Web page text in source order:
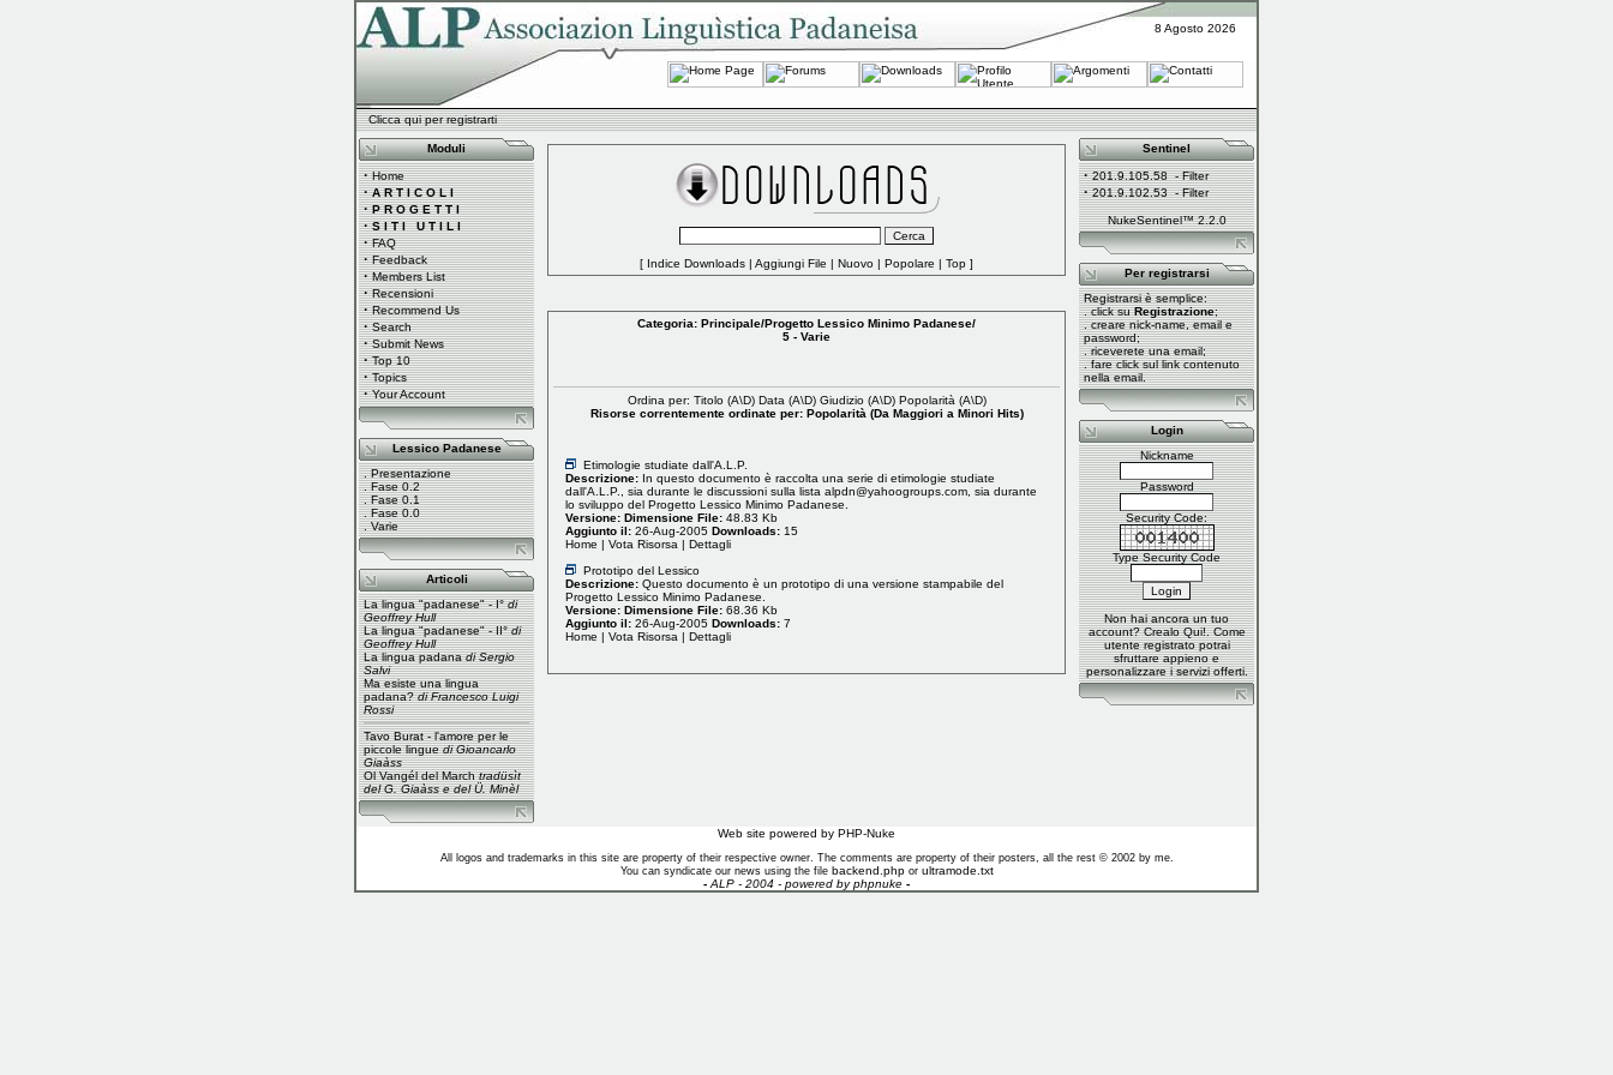
8 Agosto 2026
Clicca qui per registrarti
Moduli
· Home
· A R T I C O L I
· P R O G E T T I
· S I T I U T I L I
· FAQ
· Feedback
· Members List
· Recensioni
· Recommend Us
· Search
· Submit News
· Top 10
· Topics
· Your Account
Lessico Padanese
.Presentazione
.Fase 0.2
.Fase 0.1
.Fase 0.0
.Varie
Articoli
La lingua "padanese" - I° di
Geoffrey Hull
La lingua "padanese" - II° di
Geoffrey Hull
La lingua padana di Sergio
Salvi
Ma esiste una lingua
padana? di Francesco Luigi
Rossi
Tavo Burat - l'amore per le
piccole linguedi Gioancarlo
Giaàss
Ol Vangél del March tradüsìt
del G. Giaàss e del Ü. Minèl
[ Indice Downloads | Aggiungi File | Nuovo | Popolare | Top ]
Categoria: Principale/Progetto Lessico Minimo Padanese/
5 - Varie
Ordina per: Titolo (A\D) Data (A\D) Giudizio (A\D) Popolarità (A\D)
Risorse correntemente ordinate per: Popolarità (Da Maggiori a Minori Hits)
Etimologie studiate dall'A.L.P.
Descrizione: In questo documento è raccolta una serie di etimologie studiate
dall'A.L.P., sia durante le discussioni sulla lista alpdn@yahoogroups.com , sia durante
lo sviluppo del Progetto Lessico Minimo Padanese.
Versione: Dimensione File: 48.83 Kb
Aggiunto il: 26-Aug-2005 Downloads: 15
Home | Vota Risorsa | Dettagli
Prototipo del Lessico
Descrizione: Questo documento è un prototipo di una versione stampabile del
Progetto Lessico Minimo Padanese.
Versione: Dimensione File: 68.36 Kb
Aggiunto il: 26-Aug-2005 Downloads: 7
Home | Vota Risorsa | Dettagli
Sentinel
· 201.9.105.58- Filter
· 201.9.102.53- Filter
NukeSentinel™ 2.2.0
Per registrarsi
Registrarsi è semplice:
. click suRegistrazione;
. creare nick-name, email e
password;
. riceverete una email;
. fare click sul link contenuto
nella email.
Login
Nickname
Password
Security Code:
Type Security Code
Non hai ancora un tuo
account?Crealo Qui!. Come
utente registrato potrai
sfruttare appieno e
personalizzare i servizi offerti.
Web site powered by PHP-Nuke
All logos and trademarks in this site are property of their respective owner. The comments are property of their posters, all the rest © 2002 by me.
You can syndicate our news using the file backend.phpor ultramode.txt
- ALP - 2004 - powered byphpnuke -